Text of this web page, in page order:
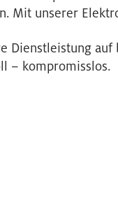
Mit unserer
Dienstleistung
– kompromisslos.